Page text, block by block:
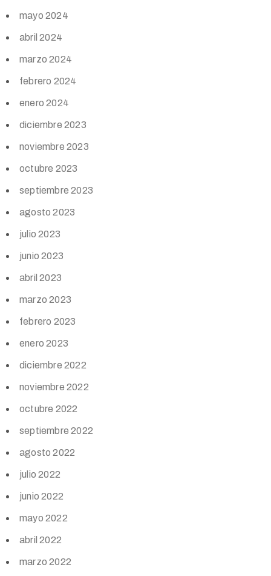
mayo 2024
abril 2024
marzo 2024
febrero 2024
enero 2024
diciembre 2023
noviembre 2023
octubre 2023
septiembre 2023
agosto 2023
julio 2023
junio 2023
abril 2023
marzo 2023
febrero 2023
enero 2023
diciembre 2022
noviembre 2022
octubre 2022
septiembre 2022
agosto 2022
julio 2022
junio 2022
mayo 2022
abril 2022
marzo 2022